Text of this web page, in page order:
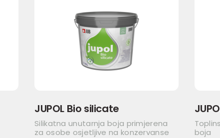
JUPOL Bio silicate
Silikatna unutarnja boja primjerena
za osobe osjetljive na konzervanse
boja